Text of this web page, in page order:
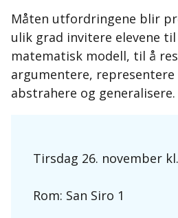
Måten utfordringene blir
ulik grad invitere elevene til
matematisk modell, til å
argumentere,
abstrahere og generalisere.
Tirsdag 26. november
Rom: San Siro 1